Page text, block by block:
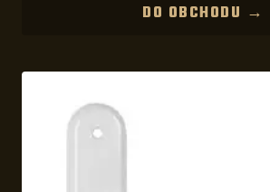
DO OBCHODU →